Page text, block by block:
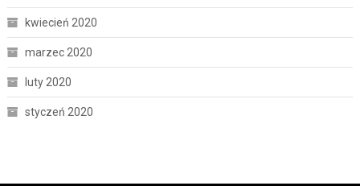
kwiecień 2020
marzec 2020
luty 2020
styczeń 2020